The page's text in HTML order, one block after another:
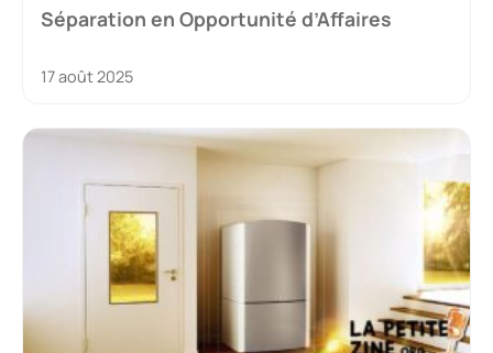
Séparation en Opportunité d’Affaires
17 août 2025